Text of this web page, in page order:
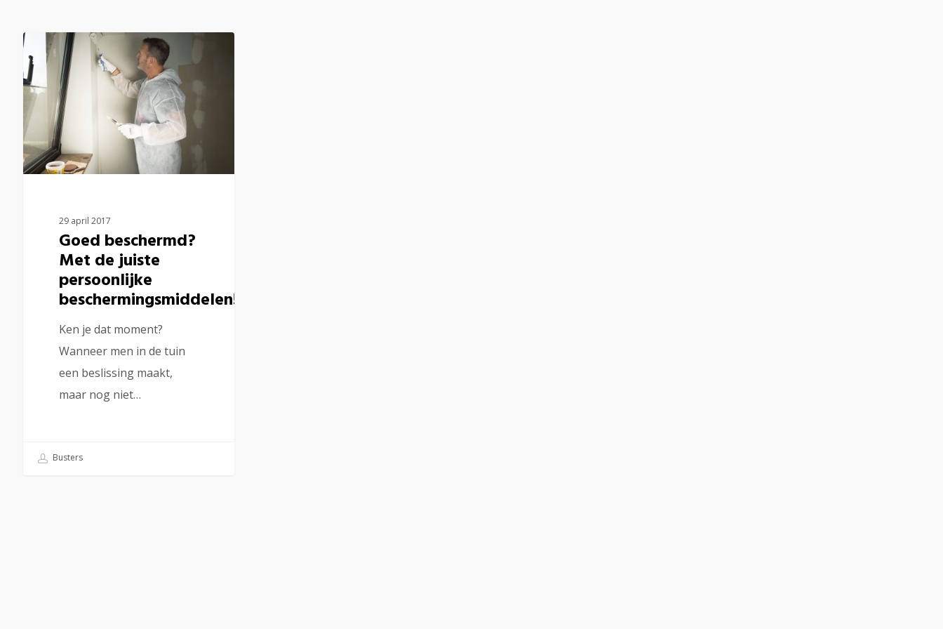
29 april 2017
Goed beschermd?
Met de juiste
persoonlijke
beschermingsmiddelen!
Ken je dat moment?
Wanneer men in de tuin
een beslissing maakt,
maar nog niet…
Busters